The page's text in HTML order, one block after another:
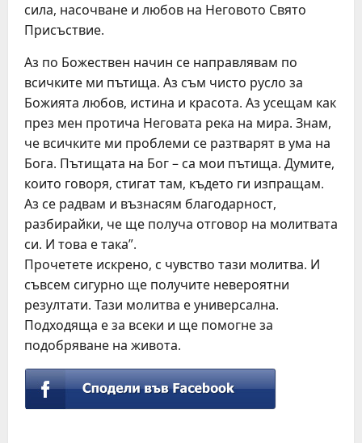
сила, насочване и любов на Неговото Свято
Присъствие.
Аз по Божествен начин се направлявам по
всичките ми пътища. Аз съм чисто русло за
Божията любов, истина и красота. Аз усещам как
през мен протича Неговата река на мира. Знам,
че всичките ми проблеми се разтварят в ума на
Бога. Пътищата на Бог – са мои пътища. Думите,
които говоря, стигат там, където ги изпращам.
Аз се радвам и възнасям благодарност,
разбирайки, че ще получа отговор на молитвата
си. И това е така”.
Прочетете искрено, с чувство тази молитва. И
съвсем сигурно ще получите невероятни
резултати. Тази молитва е универсална.
Подходяща е за всеки и ще помогне за
подобряване на живота.